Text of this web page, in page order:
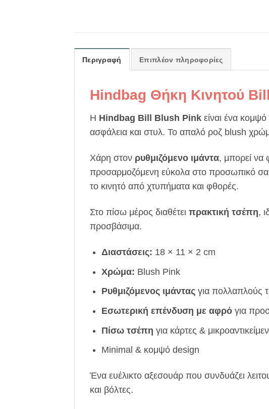
Περιγραφή Επιπλέον πληροφορίες
Hindbag Θήκη Κινητού
Η Hindbag Bill Blush Pink είναι ένα
ασφάλεια και στυλ. Το απαλό ροζ blush
Χάρη στον ρυθμιζόμενο ιμάντα, μπορεί να
προσαρμοζόμενη εύκολα στο προσωπικό
το κινητό από χτυπήματα και φθορές.
Στο πίσω μέρος διαθέτει πρακτική τσέπη,
προσβάσιμα.
Διαστάσεις: 18 × 11 × 2 cm
Χρώμα: Blush Pink
Ρυθμιζόμενος ιμάντας για πολλαπλούς
Εσωτερική επένδυση με αφρό για
Πίσω τσέπη για κάρτες &
Minimal & κομψό design
Ένα ευέλικτο αξεσουάρ που συνδυάζει
και βόλτες.